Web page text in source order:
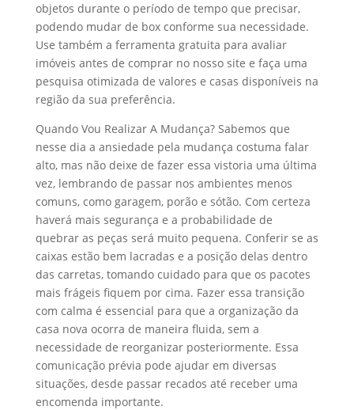
objetos durante o período de tempo que precisar,
podendo mudar de box conforme sua necessidade.
Use também a ferramenta gratuita para avaliar
imóveis antes de comprar no nosso site e faça uma
pesquisa otimizada de valores e casas disponíveis na
região da sua preferência.
Quando Vou Realizar A Mudança? Sabemos que
nesse dia a ansiedade pela mudança costuma falar
alto, mas não deixe de fazer essa vistoria uma última
vez, lembrando de passar nos ambientes menos
comuns, como garagem, porão e sótão. Com certeza
haverá mais segurança e a probabilidade de
quebrar as peças será muito pequena. Conferir se as
caixas estão bem lacradas e a posição delas dentro
das carretas, tomando cuidado para que os pacotes
mais frágeis fiquem por cima. Fazer essa transição
com calma é essencial para que a organização da
casa nova ocorra de maneira fluida, sem a
necessidade de reorganizar posteriormente. Essa
comunicação prévia pode ajudar em diversas
situações, desde passar recados até receber uma
encomenda importante.